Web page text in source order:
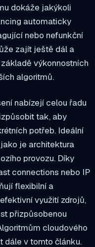
dokáže jakýkoli
automaticky
nebo nefunkční
zajít ještě dál a
výkonnostních
algoritmů.
nabízejí celou řadu
tak, aby
potřeb. Ideální
je architektura
provozu. Díky
connections nebo IP
flexibilní a
využití zdrojů,
přizpůsobenou
cloudového
dále v tomto článku.